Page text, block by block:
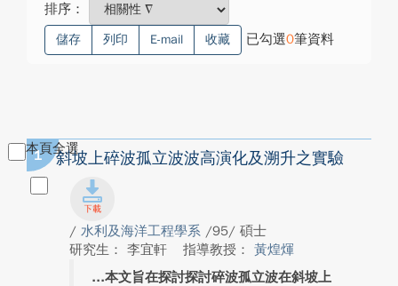
排序：
儲存 列印 E-mail 收藏 已勾選0筆資料
本頁全選
1 斜坡上碎波孤立波波高演化及溯升之實驗
/ 水利及海洋工程學系 /95/ 碩士
研究生： 李宜軒
指導教授： 黃煌煇
本文旨在探討探討碎波孤立波在斜坡上